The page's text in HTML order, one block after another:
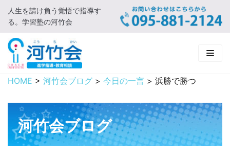
コ
ン
テ
ン
ツ
に
キ
プ
人生を請け負う覚悟で指導す
る。学習塾の河竹会
HOME
新着情報
□ お知らせ
河竹会について
HOME > 河竹会ブログ > 今日の一言 > 浜勝で勝つ
河竹会ブログ